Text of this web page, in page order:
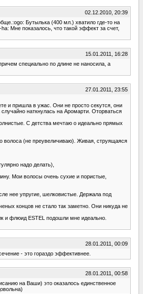
02.12.2010, 20:39
Бутылька (400 мл.) хватило где-то на
Мне показалось, что такой эффект за счет,
15.01.2011, 16:28
специально по длине не наносила, а
27.01.2011, 23:55
и пришла в ужас. Они не просто секутся, они
наткнулась на Аромарти. Оторваться
С детства мечтаю о идеально прямых
волоса (не преувеличиваю). Живая, струящаяся
надо делать),
Мои волосы очень сухие и пористые,
нее упругие, шелковистые. Держала под
концов не стало так заметно. Они никуда не
и флюид ESTEL подошли мне идеально.
28.01.2011, 00:09
- это гораздо эффективнее.
28.01.2011, 00:58
на Ваши) это оказалось единственное